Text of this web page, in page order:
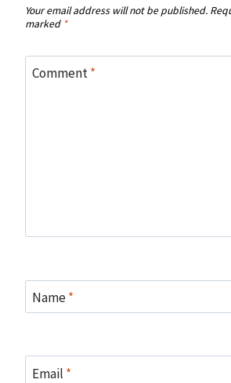
Your email address will not be published.
marked *
Comment*
Name*
Email *